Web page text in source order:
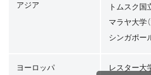
アジア
トムスク国
マラヤ大学
シンガポー
ヨーロッパ レスター大